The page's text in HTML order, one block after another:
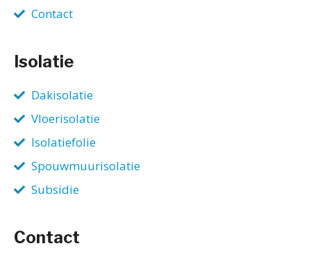
Contact
Isolatie
Dakisolatie
Vloerisolatie
Isolatiefolie
Spouwmuurisolatie
Subsidie
Contact